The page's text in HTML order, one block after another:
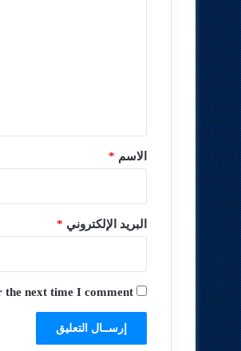
*الاسم *
البريد الإلكتروني *
next time I comment.